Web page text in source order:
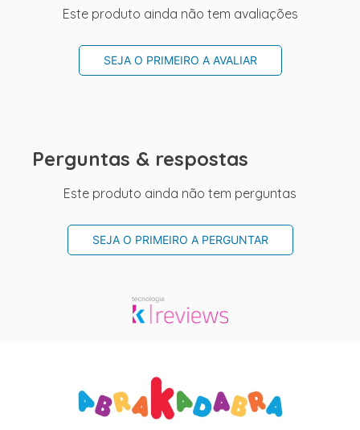
Este produto ainda não tem avaliações
SEJA O PRIMEIRO A AVALIAR
Perguntas & respostas
Este produto ainda não tem perguntas
SEJA O PRIMEIRO A PERGUNTAR